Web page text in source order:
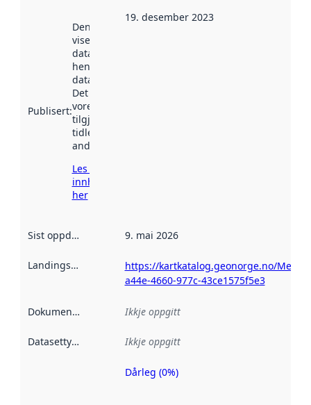
Publisert:
Denne datoen
viser når
datasettet vart
henta inn av
data.norge.no.
Det kan ha
vore
tilgjengeleg
tidlegare
andre stader.
Les meir om
innhenting
her
19. desember 2023
Sist oppdatert 9. mai 2026
Landingsside
https://kartkatalog.geonorge.no/
a44e-4660-977c-43ce1575f5e3
Dokumentasjon Ikkje oppgitt
Datasettype Ikkje oppgitt
Metadatakvalitet
Dårleg (0%)